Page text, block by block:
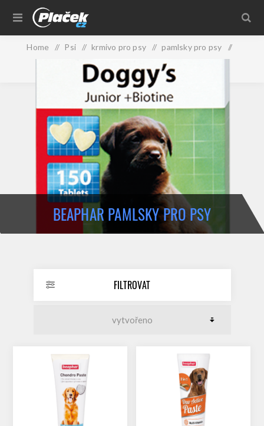
Home / Psi / krmivo pro psy / pamlsky pro psy /
Beaphar pamlsky pro psy
BEAPHAR PAMLSKY PRO PSY
FILTROVAT